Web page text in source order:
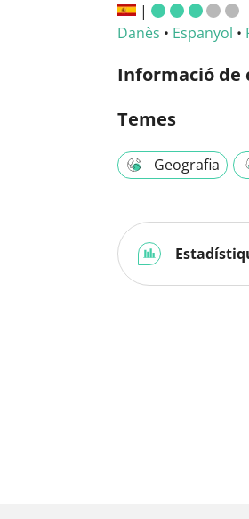
|
Danès • Espanyol •
Informació de
Temes
Geografia